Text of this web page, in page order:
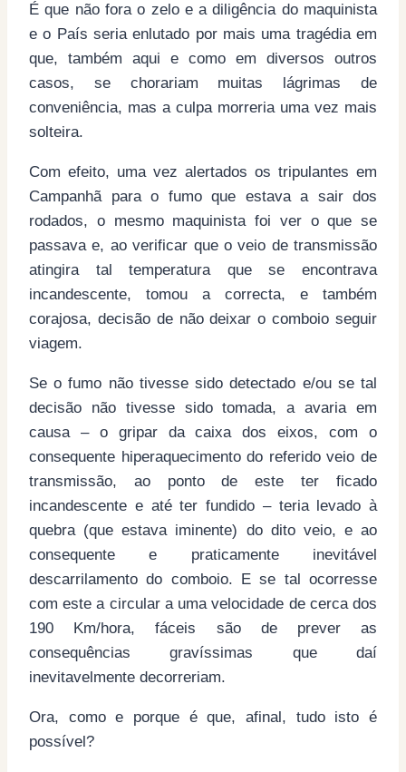
É que não fora o zelo e a diligência do maquinista
e o País seria enlutado por mais uma tragédia em
que, também aqui e como em diversos outros
casos, se chorariam muitas lágrimas de
conveniência, mas a culpa morreria uma vez mais
solteira.
Com efeito, uma vez alertados os tripulantes em
Campanhã para o fumo que estava a sair dos
rodados, o mesmo maquinista foi ver o que se
passava e, ao verificar que o veio de transmissão
atingira tal temperatura que se encontrava
incandescente, tomou a correcta, e também
corajosa, decisão de não deixar o comboio seguir
viagem.
Se o fumo não tivesse sido detectado e/ou se tal
decisão não tivesse sido tomada, a avaria em
causa – o gripar da caixa dos eixos, com o
consequente hiperaquecimento do referido veio de
transmissão, ao ponto de este ter ficado
incandescente e até ter fundido – teria levado à
quebra (que estava iminente) do dito veio, e ao
consequente e praticamente inevitável
descarrilamento do comboio. E se tal ocorresse
com este a circular a uma velocidade de cerca dos
190 Km/hora, fáceis são de prever as
consequências gravíssimas que daí
inevitavelmente decorreriam.
Ora, como e porque é que, afinal, tudo isto é
possível?